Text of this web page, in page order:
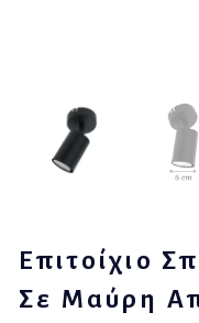
Επιτοίχιο
Σε Μαύρη